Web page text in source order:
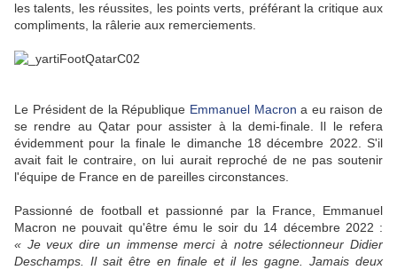
les talents, les réussites, les points verts, préférant la critique aux
compliments, la râlerie aux remerciements.
Le Président de la République Emmanuel Macron a eu raison de
se rendre au Qatar pour assister à la demi-finale. Il le refera
évidemment pour la finale le dimanche 18 décembre 2022. S'il
avait fait le contraire, on lui aurait reproché de ne pas soutenir
l'équipe de France en de pareilles circonstances.
Passionné de football et passionné par la France, Emmanuel
Macron ne pouvait qu'être ému le soir du 14 décembre 2022 :
« Je veux dire un immense merci à notre sélectionneur Didier
Deschamps. Il sait être en finale et il les gagne. Jamais deux